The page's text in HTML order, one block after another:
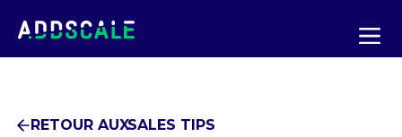
RETOUR AUXSALES TIPS